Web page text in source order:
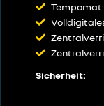
Tempomat
Sicherheit: